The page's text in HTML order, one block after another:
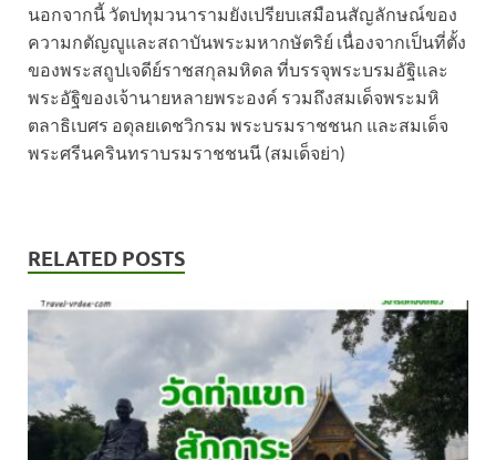
นอกจากนี้ วัดปทุมวนารามยังเปรียบเสมือนสัญลักษณ์ของ
ความกตัญญูและสถาบันพระมหากษัตริย์ เนื่องจากเป็นที่ตั้ง
ของพระสถูปเจดีย์ราชสกุลมหิดล ที่บรรจุพระบรมอัฐิและ
พระอัฐิของเจ้านายหลายพระองค์ รวมถึงสมเด็จพระมหิ
ตลาธิเบศร อดุลยเดชวิกรม พระบรมราชชนก และสมเด็จ
พระศรีนครินทราบรมราชชนนี (สมเด็จย่า)
RELATED POSTS